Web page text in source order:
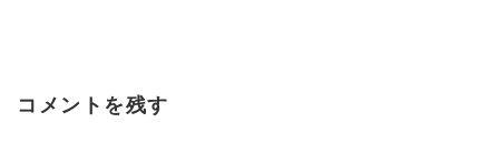
コメントを残す